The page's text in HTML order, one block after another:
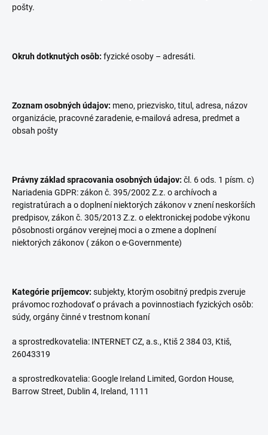
pošty.
Okruh dotknutých osôb: fyzické osoby – adresáti.
Zoznam osobných údajov: meno, priezvisko, titul, adresa, názov
organizácie, pracovné zaradenie, e-mailová adresa, predmet a
obsah pošty
Právny základ spracovania osobných údajov: čl. 6 ods. 1 písm. c)
Nariadenia GDPR: zákon č. 395/2002 Z.z. o archívoch a
registratúrach a o doplnení niektorých zákonov v znení neskorších
predpisov, zákon č. 305/2013 Z.z. o elektronickej podobe výkonu
pôsobnosti orgánov verejnej moci a o zmene a doplnení
niektorých zákonov ( zákon o e-Governmente)
Kategórie príjemcov: subjekty, ktorým osobitný predpis zveruje
právomoc rozhodovať o právach a povinnostiach fyzických osôb:
súdy, orgány činné v trestnom konaní
a sprostredkovatelia: INTERNET CZ, a.s., Ktiš 2 384 03, Ktiš,
26043319
a sprostredkovatelia: Google Ireland Limited, Gordon House,
Barrow Street, Dublin 4, Ireland, 1111